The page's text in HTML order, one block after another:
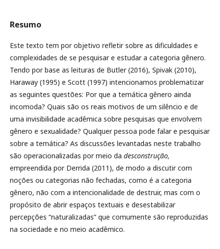
Resumo
Este texto tem por objetivo refletir sobre as dificuldades e
complexidades de se pesquisar e estudar a categoria gênero.
Tendo por base as leituras de Butler (2016), Spivak (2010),
Haraway (1995) e Scott (1997) intencionamos problematizar
as seguintes questões: Por que a temática gênero ainda
incomoda? Quais são os reais motivos de um silêncio e de
uma invisibilidade acadêmica sobre pesquisas que envolvem
gênero e sexualidade? Qualquer pessoa pode falar e pesquisar
sobre a temática? As discussões levantadas neste trabalho
são operacionalizadas por meio da desconstrução,
empreendida por Derrida (2011), de modo a discutir com
noções ou categorias não fechadas, como é a categoria
gênero, não com a intencionalidade de destruir, mas com o
propósito de abrir espaços textuais e desestabilizar
percepções “naturalizadas” que comumente são reproduzidas
na sociedade e no meio acadêmico.